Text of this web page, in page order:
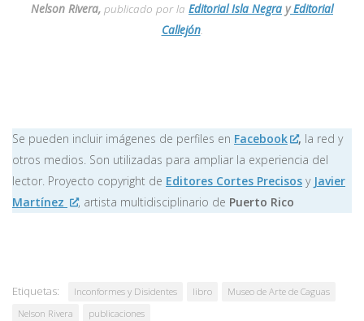
Nelson Rivera, publicado por la Editorial Isla Negra yEditorial
Callejón.
Se pueden incluir imágenes de perfiles en Facebook , la red y
otros medios. Son utilizadas para ampliar la experiencia del
lector. Proyecto copyright de Editores Cortes Precisos y Javier
Martínez
, artista multidisciplinario de Puerto Rico
Etiquetas: Inconformes y Disidentes libro
Museo de Arte de Caguas
Nelson Rivera
publicaciones